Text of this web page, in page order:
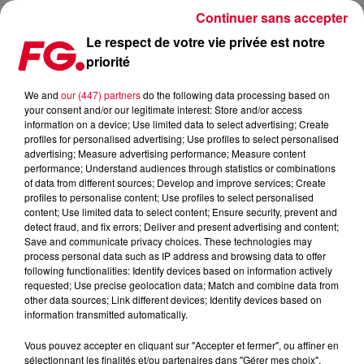
COUP DE CŒUR FG : WANT TO LOVE DE CHAPTER & VERSE
Publié : 10 janvier 2022 à 8h25 par Antony HARARI
Chapter & Verse - Want To love
Crédit :Facebook Officiel Chapter & Verse
C’est le moment de retrouvernotre coup de cœur du jour.
Le respect de votre vie privée est notre
priorité
We and our (447) partnersdo the following data processing based on
your consent and/or our legitimate interest: Store and/or access
information on a device; Use limited data to select advertising; Create
profiles for personalised advertising; Use profiles to select personalised
advertising; Measure advertising performance; Measure content
performance; Understand audiences through statistics or combinations
of data from different sources; Develop and improve services; Create
profiles to personalise content; Use profiles to select personalised
content; Use limited data to select content; Ensure security, prevent and
detect fraud, and fix errors; Deliver and present advertising and content;
Save and communicate privacy choices. These technologies may
process personal data such as IP address and browsing data to offer
following functionalities: Identify devices based on information actively
requested; Use precise geolocation data; Match and combine data from
other data sources; Link different devices; Identify devices based on
information transmitted automatically.
Vous pouvez accepter en cliquant sur "Accepter et fermer", ou affiner en
sélectionnant les finalités et/ou partenaires dans "Gérer mes choix".
Continuer sans accepter